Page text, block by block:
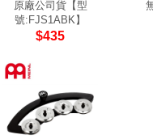
原廠公司貨【型
號:FJS1ABK】
$435